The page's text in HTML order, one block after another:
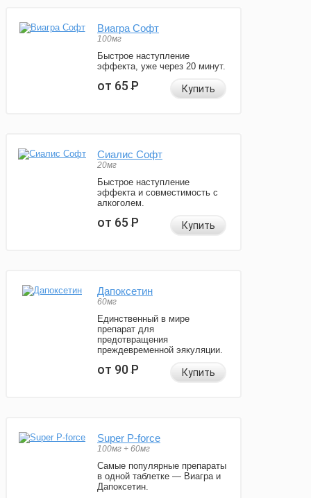
Виагра Софт
100мг
Быстрое наступление
эффекта, уже через 20 минут.
от 65Р Купить
Сиалис Софт
20мг
Быстрое наступление
эффекта и совместимость с
алкоголем.
от 65Р Купить
Дапоксетин
60мг
Единственный в мире
препарат для
предотвращения
преждевременной эякуляции.
от 90Р Купить
Super P-force
100мг + 60мг
Самые популярные препараты
в одной таблетке — Виагра и
Дапоксетин.